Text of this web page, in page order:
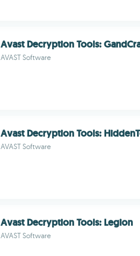
Avast Decryption Tools:
AVAST Software
Avast Decryption Tools:
AVAST Software
Avast Decryption Tools: Legion
AVAST Software